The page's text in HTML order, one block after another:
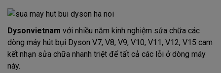
Dysonvietnam với nhiều năm kinh nghiệm sửa chữa các
dòng máy hút bụi Dyson V7, V8, V9, V10, V11, V12, V15 cam
kết nhạn sửa chữa nhanh triệt để tất cả các lỗi ở dòng máy
này.